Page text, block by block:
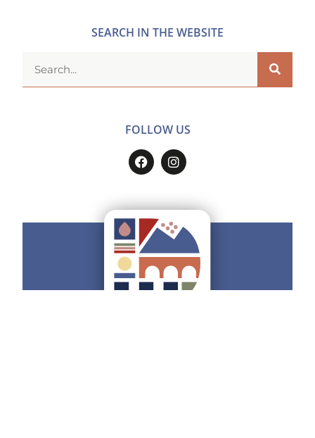
SEARCH IN THE WEBSITE
FOLLOW US